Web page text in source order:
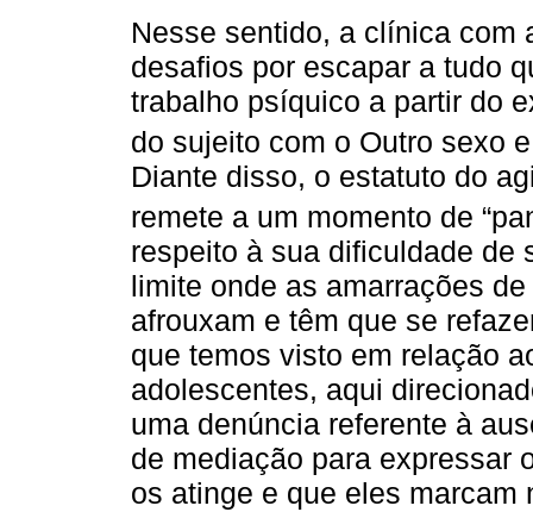
Nesse sentido, a clínica com
desafios por escapar a tudo
trabalho psíquico a partir do
do sujeito com o Outro sexo
Diante disso, o estatuto do
remete a um momento de
respeito à sua dificuldade de
limite onde as amarrações
afrouxam e têm que se
que temos visto em relação
adolescentes, aqui
uma denúncia referente à
de mediação para expressar
os atinge e que eles marcam